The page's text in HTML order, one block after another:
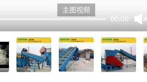
00:00
主图视频